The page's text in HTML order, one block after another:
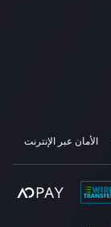
الأمان عبر الإنترنت